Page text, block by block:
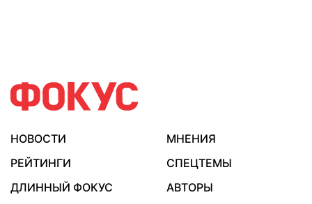
НОВОСТИ
МНЕНИЯ
РЕЙТИНГИ
СПЕЦТЕМЫ
ДЛИННЫЙ ФОКУС
АВТОРЫ